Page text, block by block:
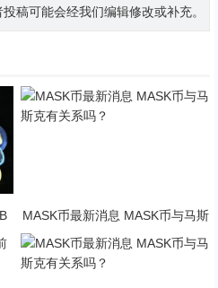
稿可能会经我们编辑修改或补充。
MASK币最新消息 MASK币与马斯